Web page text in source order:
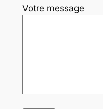
Votre message